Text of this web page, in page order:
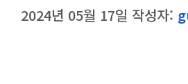
2024년 05월 17일 작성자: